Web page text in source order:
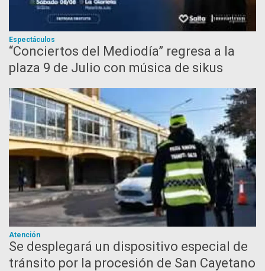
Espectáculos
“Conciertos del Mediodía” regresa a la
plaza 9 de Julio con música de sikus
Atención
Se desplegará un dispositivo especial de
tránsito por la procesión de San Cayetano